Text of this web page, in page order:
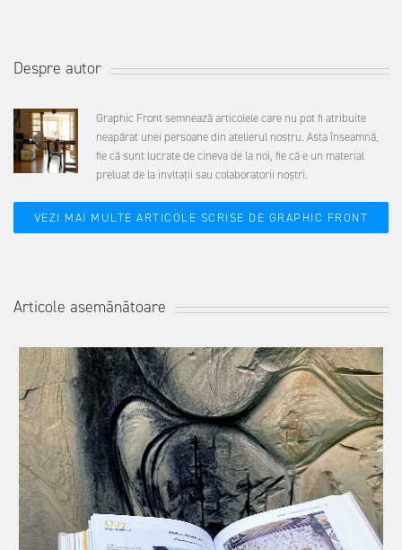
Despre autor
Graphic Front semnează articolele care nu pot fi atribuite
neapărat unei persoane din atelierul nostru. Asta înseamnă,
fie că sunt lucrate de cineva de la noi, fie că e un material
preluat de la invitații sau colaboratorii noștri.
VEZI MAI MULTE ARTICOLE SCRISE DE GRAPHIC FRONT
Articole asemănătoare